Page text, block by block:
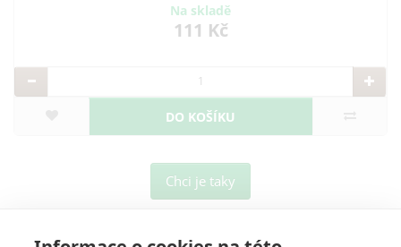
Na skladě
111 Kč
DO KOŠÍKU
Chci je taky